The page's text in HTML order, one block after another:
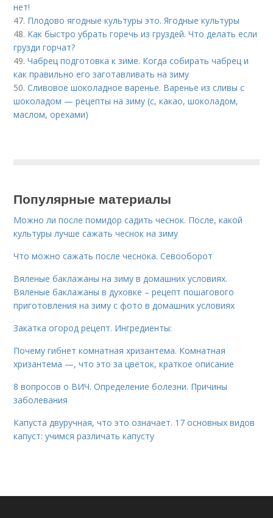
нет!
47. Плодово ягодные культуры это. Ягодные культуры
48. Как быстро убрать горечь из груздей. Что делать если
грузди горчат?
49.Чабрец подготовка к зиме. Когда собирать чабрец и
как правильно его заготавливать на зиму
50.Сливовое шоколадное варенье. Варенье из сливы с
шоколадом — рецепты на зиму (с, какао, шоколадом,
маслом, орехами)
Популярные материалы
Можно ли после помидор садить чеснок. После, какой
культуры лучше сажать чеснок на зиму
Что можно сажать после чеснока. Севооборот
Вяленые баклажаны на зиму в домашних условиях.
Вяленые баклажаны в духовке – рецепт пошагового
приготовления на зиму с фото в домашних условиях
Закатка огород рецепт. Ингредиенты:
Почему гибнет комнатная хризантема. Комнатная
хризантема —, что это за цветок, краткое описание
8 вопросов о ВИЧ. Определение болезни. Причины
заболевания
Капуста двуручная, что это означает. 17 основных видов
капуст: учимся различать капусту